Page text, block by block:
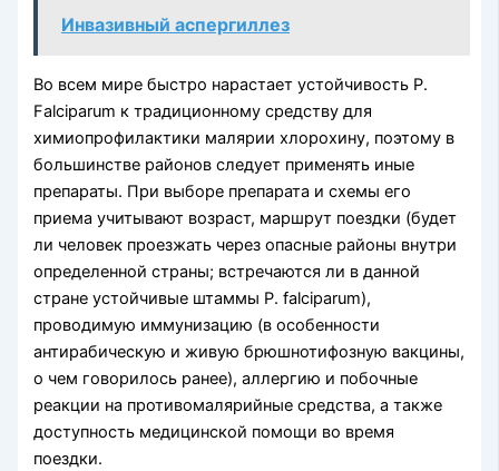
Инвазивный аспергиллез
Во всем мире быстро нарастает устойчивость P.
Falciparum к традиционному средству для
химиопрофилактики малярии хлорохину, поэтому в
большин­стве районов следует применять иные
препараты. При выборе препарата и схемы его
приема учитывают возраст, маршрут по­ездки (будет
ли человек проезжать через опасные районы внутри
определенной страны; встречаются ли в данной
стране устойчивые штаммы P. falcipa­rum),
проводимую иммунизацию (в особенности
антирабическую и живую брюшнотифозную вак­цины,
о чем говорилось ранее), аллергию и побоч­ные
реакции на противомалярийные средства, а также
доступность медицинской помощи во время
поездки.